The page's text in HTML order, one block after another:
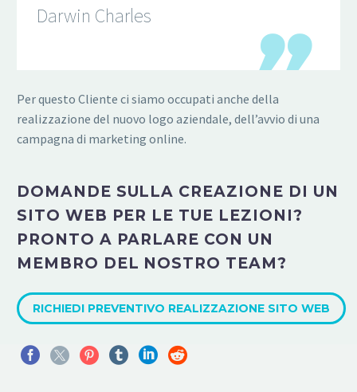
Darwin Charles
Per questo Cliente ci siamo occupati anche della
realizzazione del nuovo logo aziendale, dell’avvio di una
campagna di marketing online.
DOMANDE SULLA CREAZIONE DI UN
SITO WEB PER LE TUE LEZIONI?
PRONTO A PARLARE CON UN
MEMBRO DEL NOSTRO TEAM?
RICHIEDI PREVENTIVO REALIZZAZIONE SITO WEB